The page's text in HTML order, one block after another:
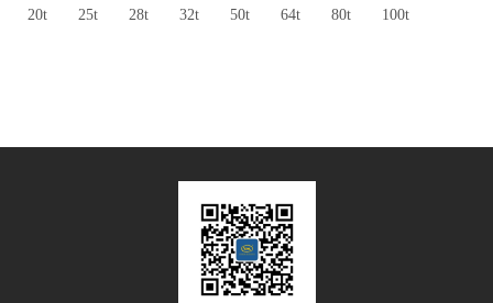
20t
25t 28t 32t 50t 64t 80t 100t